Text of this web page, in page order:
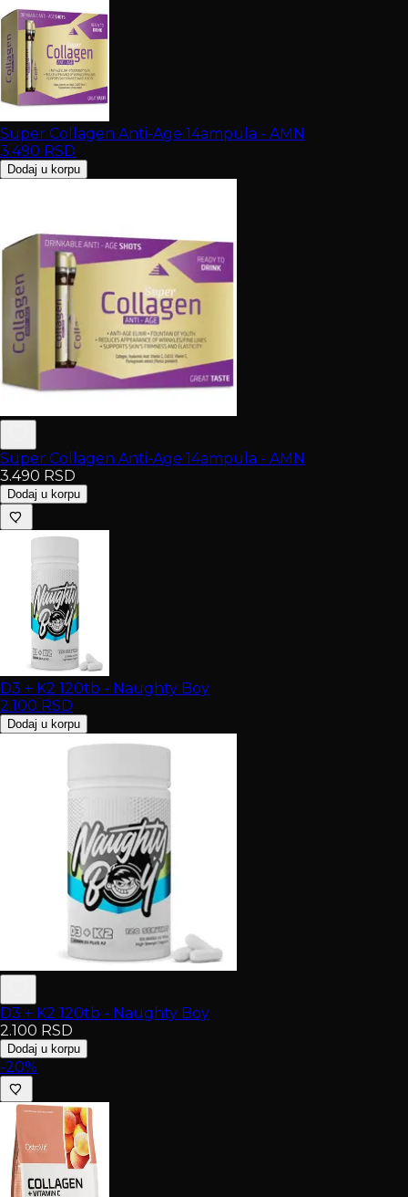
Super Collagen Anti-Age 14ampula - AMN
3.490 RSD
Dodaj u korpu
Super Collagen Anti-Age 14ampula - AMN
3.490 RSD
Dodaj u korpu
D3 + K2 120tb - Naughty Boy
2.100 RSD
Dodaj u korpu
D3 + K2 120tb - Naughty Boy
2.100 RSD
Dodaj u korpu
-20%